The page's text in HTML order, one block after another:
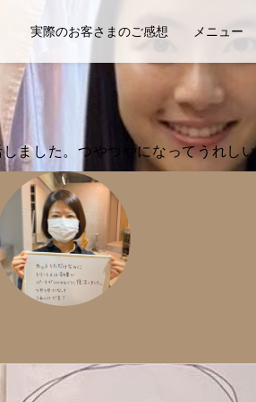
実際のお客さまのご感想 メニュー
ました。つやつやになってうれし